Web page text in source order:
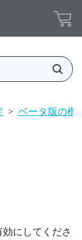
> ベータ版の機
にしてくださ